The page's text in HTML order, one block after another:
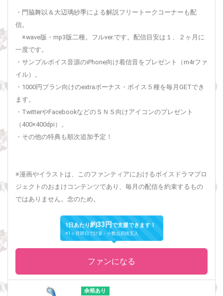
・門脇舞以＆大辺璃紗季による解説フリートークコーナーも配
信。
※wave版・mp3版二種。フルver.です。配信目安は１、２ヶ月に
一度です。
・サンプルボイス音源のiPhone向け着信音をプレゼント（m4rファ
イル）。
・1000円プラン向けのextraボーナス・ボイス５種を毎月GETでき
ます。
・TwitterやFacebookなどのＳＮＳ向けアイコンのプレゼント
（400×400dpi）。
・その他の特典も順次追加予定！
※漫画やイラストは、このファンティアにおけるボイスドラマプロ
ジェクトのおまけコンテンツであり、毎月の配信を約束するもの
ではありません。念のため。
1日あたり約33円 で支援できます！
※1ヶ月30日で計算・小数点四捨五入
ファンになる
余裕あり